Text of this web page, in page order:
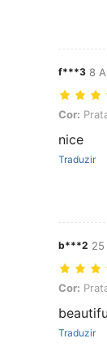
f***3 8
Cor:
Cor:
nice
Traduzir
b***2
Cor:
Cor:
Traduzir